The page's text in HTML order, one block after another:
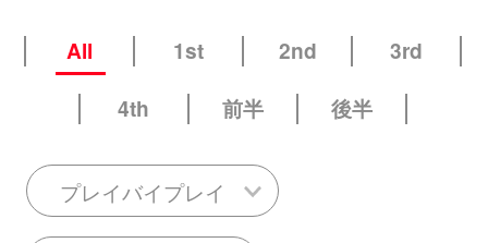
All 1st 2nd
3rd
4th
前半 後半
プレイバイプレイ